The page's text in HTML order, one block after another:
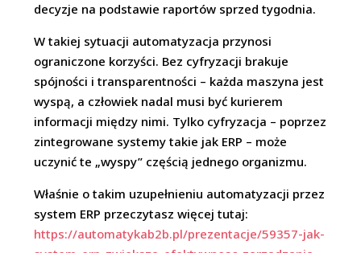
decyzje na podstawie raportów sprzed tygodnia.
W takiej sytuacji automatyzacja przynosi
ograniczone korzyści. Bez cyfryzacji brakuje
spójności i transparentności – każda maszyna jest
wyspą, a człowiek nadal musi być kurierem
informacji między nimi. Tylko cyfryzacja – poprzez
zintegrowane systemy takie jak ERP – może
uczynić te „wyspy” częścią jednego organizmu.
Właśnie o takim uzupełnieniu automatyzacji przez
system ERP przeczytasz więcej tutaj:
https://automatykab2b.pl/prezentacje/59357-jak-